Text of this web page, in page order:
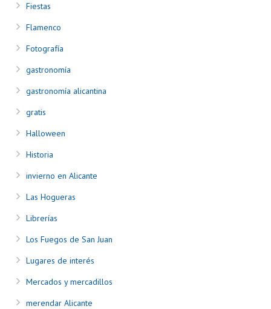
Fiestas
Flamenco
Fotografía
gastronomía
gastronomía alicantina
gratis
Halloween
Historia
invierno en Alicante
Las Hogueras
Librerías
Los Fuegos de San Juan
Lugares de interés
Mercados y mercadillos
merendar Alicante